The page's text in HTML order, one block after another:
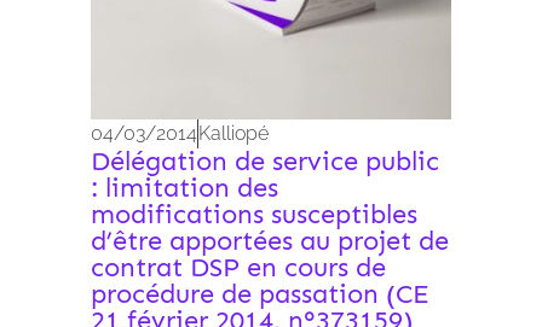
04/03/2014 Kalliopé
Délégation de service public
: limitation des
modifications susceptibles
d’être apportées au projet de
contrat DSP en cours de
procédure de passation (CE